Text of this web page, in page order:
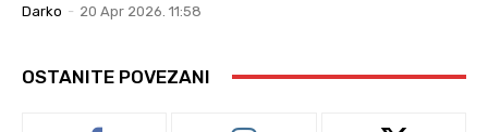
Darko - 20 Apr 2026. 11:58
OSTANITE POVEZANI